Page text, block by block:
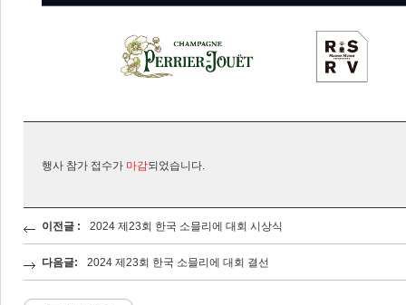
행사 참가 접수가 마감되었습니다.
이전글 : 2024 제23회 한국 소믈리에 대회 시상식
다음글: 2024 제23회 한국 소믈리에 대회 결선